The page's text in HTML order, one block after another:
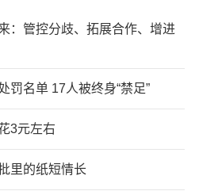
：管控分歧、拓展合作、增进
罚名单 17人被终身“禁足”
3元左右
里的纸短情长